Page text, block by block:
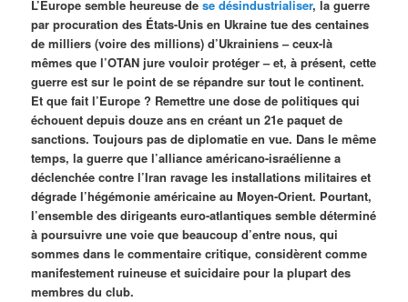
L’Europe semble heureuse dese désindustrialiser, la guerre
par procuration des États-Unis en Ukraine tue des centaines
de milliers (voire des millions) d’Ukrainiens – ceux-là
mêmes que l’OTAN jure vouloir protéger – et, à présent, cette
guerre est sur le point de se répandre sur tout le continent.
Et que fait l’Europe ? Remettre une dose de politiques qui
échouent depuis douze ans en créant un 21e paquet de
sanctions. Toujours pas de diplomatie en vue. Dans le même
temps, la guerre que l’alliance américano-israélienne a
déclenchée contre l’Iran ravage les installations militaires et
dégrade l’hégémonie américaine au Moyen-Orient. Pourtant,
l’ensemble des dirigeants euro-atlantiques semble déterminé
à poursuivre une voie que beaucoup d’entre nous, qui
sommes dans le commentaire critique, considèrent comme
manifestement ruineuse et suicidaire pour la plupart des
membres du club.